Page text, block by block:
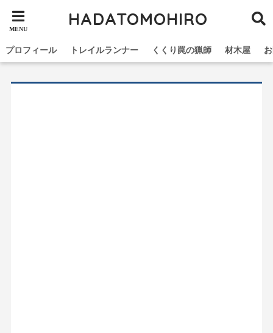
HADATOMOHIRO
プロフィール トレイルランナー くくり罠の猟師 材木屋